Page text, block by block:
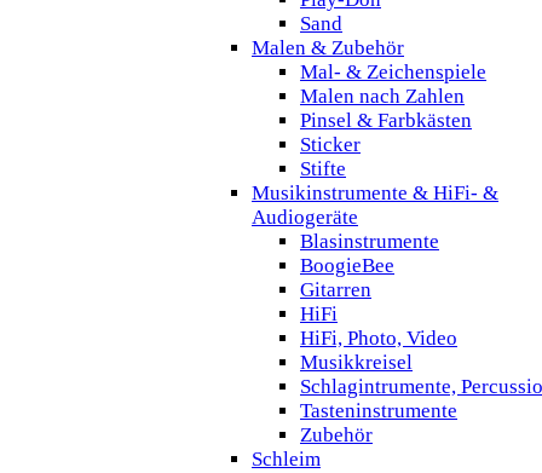
Sand
Malen & Zubehör
Mal- & Zeichenspiele
Malen nach Zahlen
Pinsel & Farbkästen
Sticker
Stifte
Musikinstrumente & HiFi- &
Audiogeräte
Blasinstrumente
BoogieBee
Gitarren
HiFi
HiFi, Photo, Video
Musikkreisel
Schlagintrumente,
Tasteninstrumente
Zubehör
Schleim